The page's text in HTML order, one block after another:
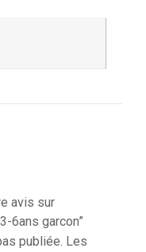
avis sur
6ans garcon”
publiée. Les